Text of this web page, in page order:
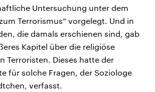
Untersuchung unter dem
Terrorismus“ vorgelegt. Und in
die damals erschienen sind, gab
Kapitel über die religiöse
Terroristen. Dieses hatte der
für solche Fragen, der Soziologe
verfasst.